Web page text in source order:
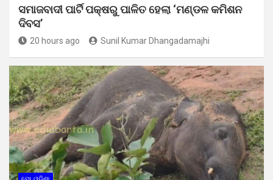
ସମାଜବାଦୀ ପାର୍ଟି ପକ୍ଷରୁ ପାଳିତ ହେଲା ‘ମଣ୍ଡଳ କମିଶନ
ଦିବସ’
20 hours ago Sunil Kumar Dhangadamajhi